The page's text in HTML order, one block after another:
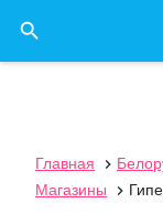

Главная 
Магазины
